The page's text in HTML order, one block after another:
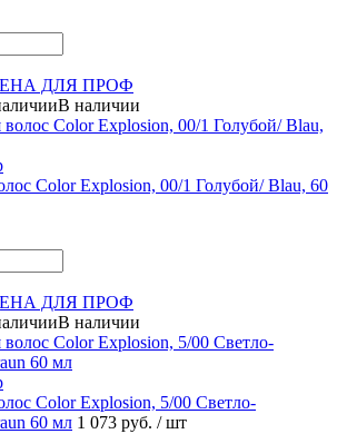
ДЛЯ ПРОФ
В наличии
Color Explosion, 00/1 Голубой/ Blau, 60
ДЛЯ ПРОФ
В наличии
Color Explosion, 5/00 Светло-
60 мл 1 073 руб. / шт